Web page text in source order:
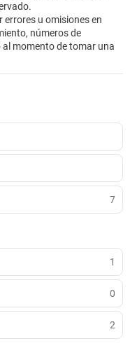
errores u omisiones en
números de
momento de tomar una
7
1
0
2